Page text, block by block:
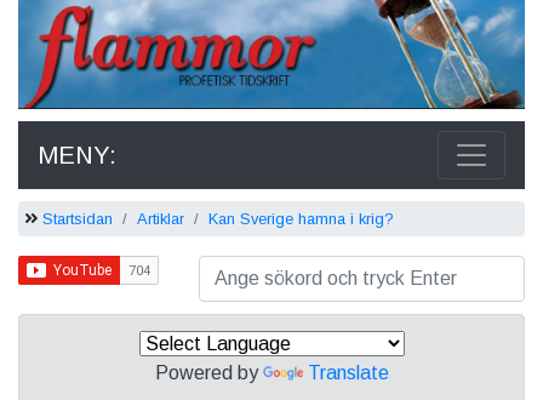
MENY:
Startsidan Artiklar Kan Sverige hamna i krig?
Powered by Translate